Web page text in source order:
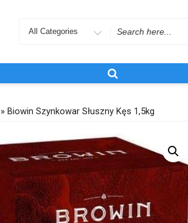
Search
» Biowin Szynkowar Słuszny Kęs 1,5kg